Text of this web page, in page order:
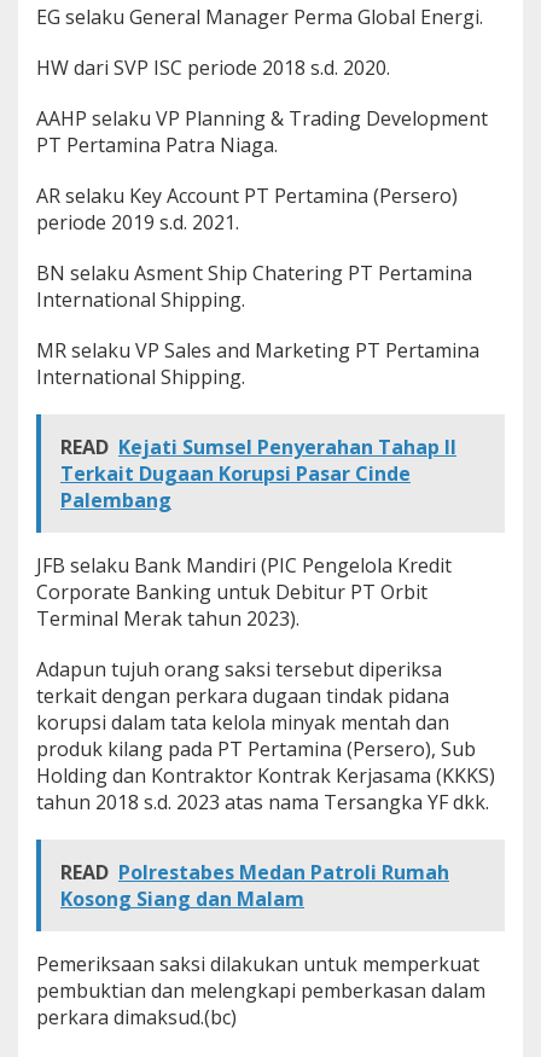
a
n
a
k
n
t
h
P
T
e
r
m
i
n
EG selaku General Manager Perma Global Energi.
HW dari SVP ISC periode 2018 s.d. 2020.
AAHP selaku VP Planning & Trading Development
PT Pertamina Patra Niaga.
AR selaku Key Account PT Pertamina (Persero)
periode 2019 s.d. 2021.
BN selaku Asment Ship Chatering PT Pertamina
International Shipping.
MR selaku VP Sales and Marketing PT Pertamina
International Shipping.
READ Kejati Sumsel Penyerahan Tahap II
Terkait Dugaan Korupsi Pasar Cinde
Palembang
JFB selaku Bank Mandiri (PIC Pengelola Kredit
Corporate Banking untuk Debitur PT Orbit
Terminal Merak tahun 2023).
Adapun tujuh orang saksi tersebut diperiksa
terkait dengan perkara dugaan tindak pidana
korupsi dalam tata kelola minyak mentah dan
produk kilang pada PT Pertamina (Persero), Sub
Holding dan Kontraktor Kontrak Kerjasama (KKKS)
tahun 2018 s.d. 2023 atas nama Tersangka YF dkk.
READ Polrestabes Medan Patroli Rumah
Kosong Siang dan Malam
Pemeriksaan saksi dilakukan untuk memperkuat
pembuktian dan melengkapi pemberkasan dalam
perkara dimaksud.(bc)